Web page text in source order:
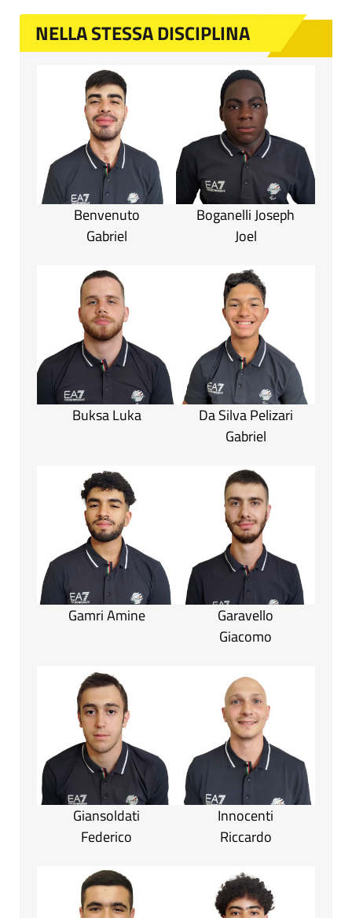
NELLA STESSA DISCIPLINA
Benvenuto
Gabriel
Boganelli Joseph
Joel
Buksa Luka
Da Silva Pelizari
Gabriel
Gamri Amine
Garavello
Giacomo
Giansoldati
Federico
Innocenti
Riccardo